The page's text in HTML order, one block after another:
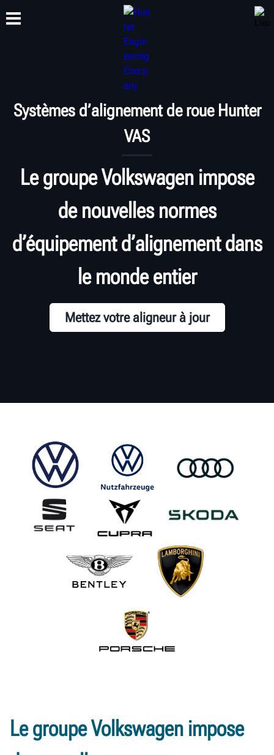
FORMATION
Systèmes d’alignement de roue Hunter
VAS
Le groupe Volkswagen impose
de nouvelles normes
d’équipement d’alignement dans
le monde entier
Mettez votre aligneur à jour
Le groupe Volkswagen impose